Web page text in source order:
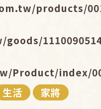
products/
Product/index/
生活
家將